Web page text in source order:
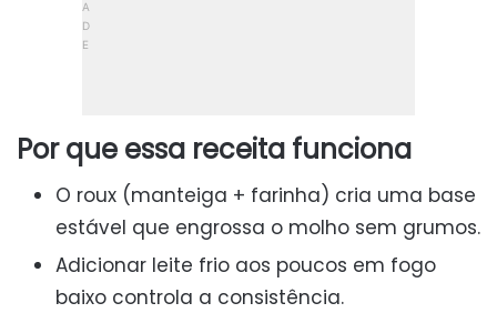
Por que essa receita funciona
O roux (manteiga + farinha) cria uma base
estável que engrossa o molho sem grumos.
Adicionar leite frio aos poucos em fogo
baixo controla a consistência.